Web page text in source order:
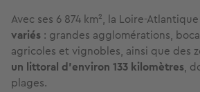
Avec ses 6 874 km², la Loire-
variés : grandes agglomérations,
agricoles et vignobles, ainsi que des
un littoral d’environ 133 kilomètres,
plages.